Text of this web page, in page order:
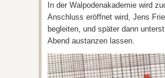
In der Walpodenakademie wird
Anschluss eröffnet wird, Jens
begleiten, und später dann
Abend austanzen lassen.